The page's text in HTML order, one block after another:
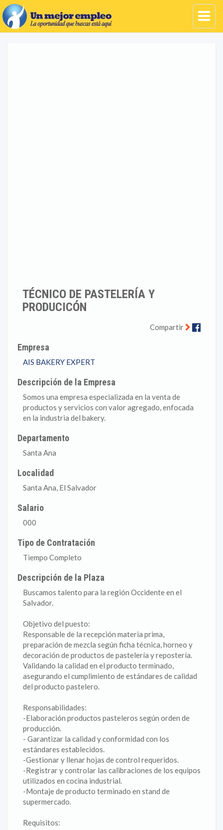
TÉCNICO DE PASTELERÍA Y
PRODUCICÓN
Compartir
Empresa
AIS BAKERY EXPERT
Descripción de la Empresa
Somos una empresa especializada en la venta de
productos y servicios con valor agregado, enfocada
en la industria del bakery.
Departamento
Santa Ana
Localidad
Santa Ana, El Salvador
Salario
000
Tipo de Contratación
Tiempo Completo
Descripción de la Plaza
Buscamos talento para la región Occidente en el
Salvador.
Objetivo del puesto:
Responsable de la recepción materia prima,
preparación de mezcla según ficha técnica, horneo y
decoración de productos de pastelería y repostería.
Validando la calidad en el producto terminado,
asegurando el cumplimiento de estándares de calidad
del producto pastelero.
Responsabilidades:
-Elaboración productos pasteleros según orden de
producción.
- Garantizar la calidad y conformidad con los
estándares establecidos.
-Gestionar y llenar hojas de control requeridos.
-Registrar y controlar las calibraciones de los equipos
utilizados en cocina industrial.
-Montaje de producto terminado en stand de
supermercado.
Requisitos: